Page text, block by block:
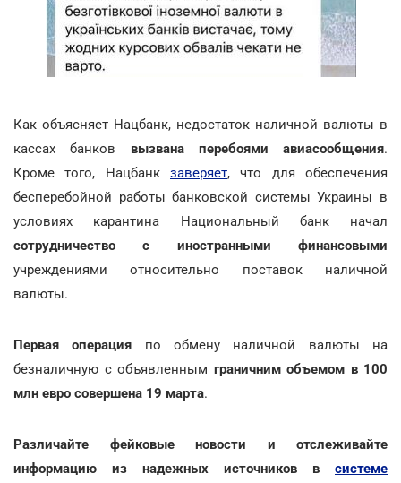
Как объясняет Нацбанк, недостаток наличной валюты в
кассах банков вызвана перебоями авиасообщения.
Кроме того, Нацбанк заверяет, что для обеспечения
бесперебойной работы банковской системы Украины в
условиях карантина Национальный банк начал
сотрудничество с иностранными финансовыми
учреждениями относительно поставок наличной
валюты.
Первая операция по обмену наличной валюты на
безналичную с объявленным граничним объемом в 100
млн евро совершена 19 марта.
Различайте фейковые новости и отслеживайте
информацию из надежных источников в системе